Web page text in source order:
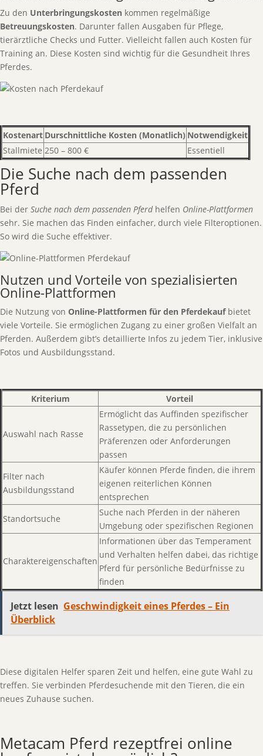
Zu den Unterbringungskosten kommen regelmäßige
Betreuungskosten. Darunter fallen Ausgaben für Pflege,
tierärztliche Checks und Futter. Vielleicht fallen auch Kosten für
Training an. Diese Kosten sind wichtig für die Gesundheit Ihres
Pferdes.
Kostenart Durschnittliche Kosten (Monatlich) Notwendigkeit
Stallmiete 250 – 800 € Essentiell
Die Suche nach dem passenden
Pferd
Bei der Suche nach dem passenden Pferdhelfen Online-Plattformen
sehr. Sie machen das Finden einfacher, durch viele Filteroptionen.
So wird die Suche effektiver.
Nutzen und Vorteile von spezialisierten
Online-Plattformen
Die Nutzung von Online-Plattformen für den Pferdekaufbietet
viele Vorteile. Sie ermöglichen Zugang zu einer großen Vielfalt an
Pferden. Außerdem gibt’s detaillierte Infos zu jedem Tier, inklusive
Fotos und Ausbildungsstand.
Kriterium Vorteil
Auswahl nach Rasse
Ermöglicht das Auffinden spezifischer
Rassetypen, die zu persönlichen
Präferenzen oder Anforderungen
passen
Filter nach
Ausbildungsstand
Käufer können Pferde finden, die ihrem
eigenen reiterlichen Können
entsprechen
Standortsuche
Suche nach Pferden in der näheren
Umgebung oder spezifischen Regionen
Charaktereigenschaften
Informationen über das Temperament
und Verhalten helfen dabei, das richtige
Pferd für persönliche Bedürfnisse zu
finden
Jetzt lesen Geschwindigkeit eines Pferdes – Ein
Überblick
Diese digitalen Helfer sparen Zeit und helfen, eine gute Wahl zu
treffen. Sie verbinden Pferdesuchende mit den Tieren, die ein
neues Zuhause suchen.
Metacam Pferd rezeptfrei online